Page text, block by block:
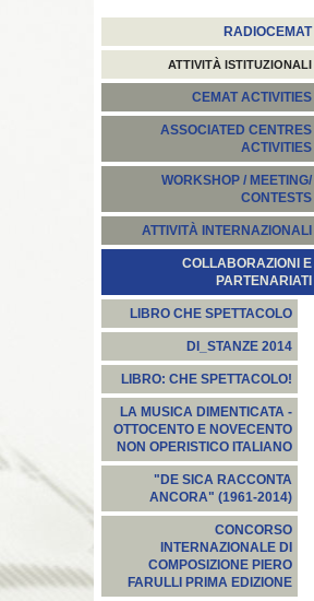
RADIOCEMAT
ATTIVITÀ ISTITUZIONALI
CEMAT ACTIVITIES
ASSOCIATED CENTRES
ACTIVITIES
WORKSHOP / MEETING/
CONTESTS
ATTIVITÀ INTERNAZIONALI
COLLABORAZIONI E
PARTENARIATI
LIBRO CHE SPETTACOLO
DI_STANZE 2014
LIBRO: CHE SPETTACOLO!
LA MUSICA DIMENTICATA -
OTTOCENTO E NOVECENTO
NON OPERISTICO ITALIANO
"DE SICA RACCONTA
ANCORA" (1961-2014)
CONCORSO
INTERNAZIONALE DI
COMPOSIZIONE PIERO
FARULLI PRIMA EDIZIONE